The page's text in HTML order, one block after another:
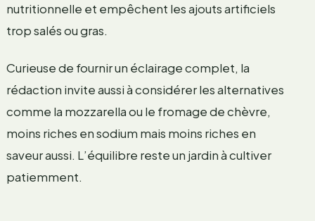
nutritionnelle et empêchent les ajouts artificiels
trop salés ou gras.
Curieuse de fournir un éclairage complet, la
rédaction invite aussi à considérer les alternatives
comme la mozzarella ou le fromage de chèvre,
moins riches en sodium mais moins riches en
saveur aussi. L’équilibre reste un jardin à cultiver
patiemment.